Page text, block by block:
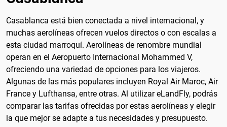
Casablanca está bien conectada a nivel internacional, y
muchas aerolíneas ofrecen vuelos directos o con escalas a
esta ciudad marroquí. Aerolíneas de renombre mundial
operan en el Aeropuerto Internacional Mohammed V,
ofreciendo una variedad de opciones para los viajeros.
Algunas de las más populares incluyen Royal Air Maroc, Air
France y Lufthansa, entre otras. Al utilizar eLandFly, podrás
comparar las tarifas ofrecidas por estas aerolíneas y elegir
la que mejor se adapte a tus necesidades y presupuesto.